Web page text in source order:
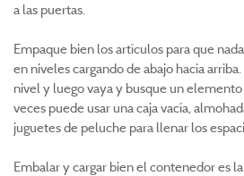
a las puertas.
Empaque bien los artículos para que
en niveles cargando de abajo hacia
nivel y luego vaya y busque un
veces puede usar una caja vacía,
juguetes de peluche para llenar los
Embalar y cargar bien el contenedor es